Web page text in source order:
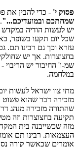
פסוק י' - כדי להבין את
שמחתכם ובמועדיכם..."
יש לעשות הודיה במקדש
שכל יום תקעו בשופר,
עזרא וכך גם רבינו תם.
בחצוצרות. אך יש
שמ-ו' החיבור יש הריבוי
במלחמה.
מתי צוו ישראל לעשות
מזכירה דבר שהוא
שהתורה מזכירה מנהג
תקיעה בחצוצרות וזה
מזה שכשייבנה בית
העצמאות. רבינו תם
אומרים שכאשר קורה